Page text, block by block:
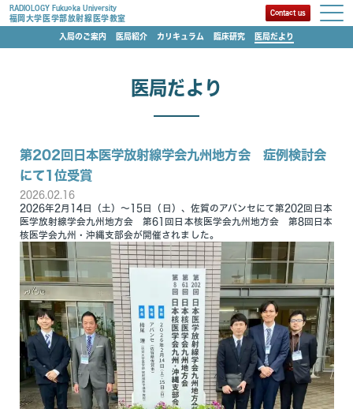
RADIOLOGY Fukuoka University
福岡大学医学部放射線医学教室
Contact us
入局のご案内 医局紹介 カリキュラム 臨床研究 医局だより
医局だより
第202回日本医学放射線学会九州地方会 症例検討会
にて1位受賞
2026.02.16
2026年2月14日（土）～15日（日）、佐賀のアバンセにて第202回日本
医学放射線学会九州地方会 第61回日本核医学会九州地方会 第8回日本
核医学会九州・沖縄支部会が開催されました。